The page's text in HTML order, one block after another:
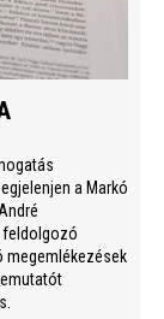
a Markó
feldolgozó
megemlékezések